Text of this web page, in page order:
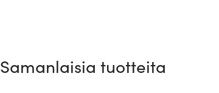
Samanlaisia tuotteita